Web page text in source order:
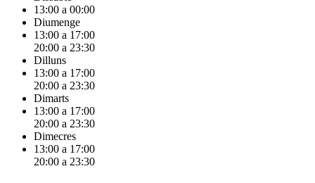
13:00 a 00:00
Diumenge
13:00 a 17:00
20:00 a 23:30
Dilluns
13:00 a 17:00
20:00 a 23:30
Dimarts
13:00 a 17:00
20:00 a 23:30
Dimecres
13:00 a 17:00
20:00 a 23:30